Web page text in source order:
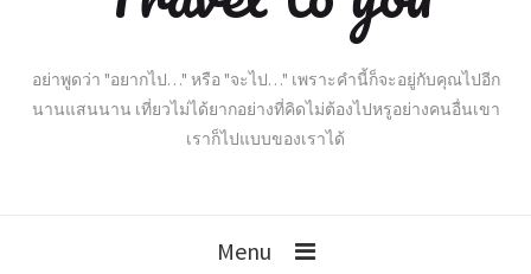
อย่าพูดว่า "อยากไป…" หรือ "จะไป…" เพราะคำนี้ก็จะอยู่กับคุณไปอีก
นานแสนนาน เที่ยวไม่ได้ยากอย่างที่คิดไม่ต้องไปหรูอย่างคนอื่นเขา
เราก็ไปแบบของเราได้
Menu